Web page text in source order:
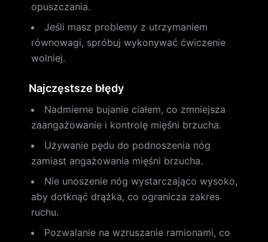
opuszczania.
Jeśli masz problemy z utrzymaniem
równowagi, spróbuj wykonywać ćwiczenie
wolniej.
Najczęstsze błędy
Nadmierne bujanie ciałem, co zmniejsza
zaangażowanie i kontrolę mięśni brzucha.
Używanie pędu do podnoszenia nóg
zamiast angażowania mięśni brzucha.
Nie unoszenie nóg wystarczająco wysoko,
aby dotknąć drążka, co ogranicza zakres
ruchu.
Pozwalanie na wzruszanie ramionami, co